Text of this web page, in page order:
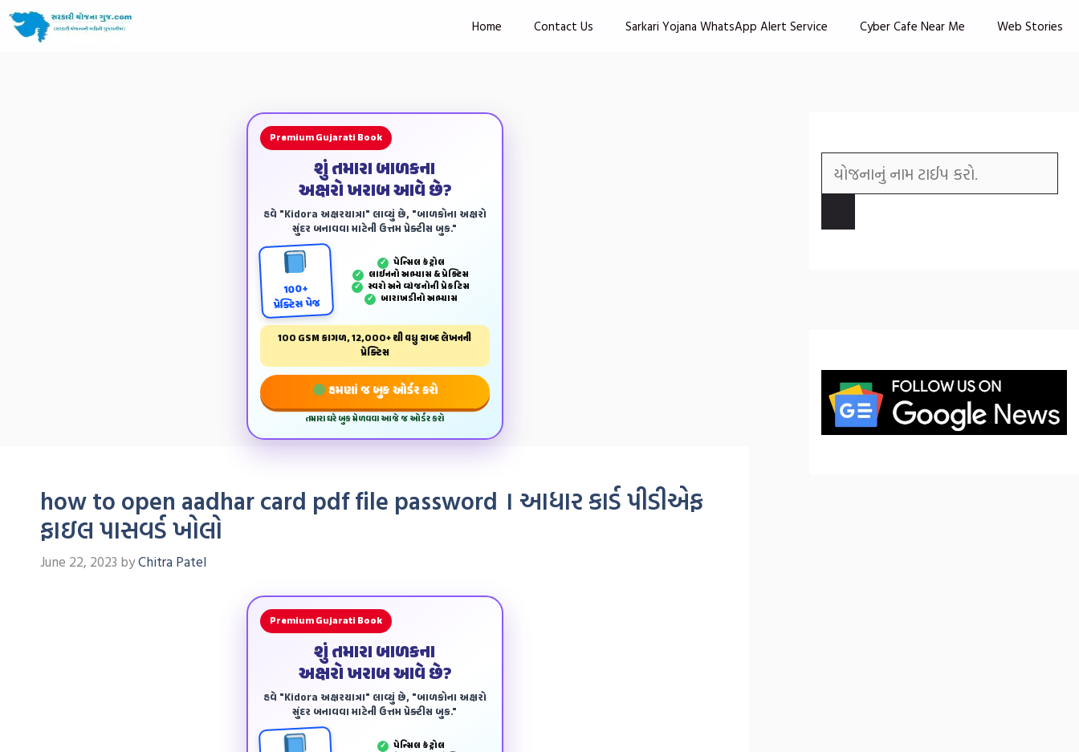
Home Contact Us Sarkari Yojana WhatsApp Alert Service Cyber Cafe Near Me Web Stories
Premium Gujarati Book
શું તમારા બાળકના
અક્ષરો ખરાબ આવે છે?
હવે "Kidora અક્ષરયાત્રા" લાવ્યું છે, "બાળકોના અક્ષરો
સુંદર બનાવવા માટેની ઉત્તમ પ્રેક્ટીસ બુક."
100+
પ્રેક્ટિસ પેજ
✓ પેન્‍સિલ કંટ્રોલ
✓ લાઈનનો અભ્યાસ & પ્રેક્ટિસ
✓ સ્વરો અને વ્યંજનોની પ્રેકટિસ
✓ બારાખડીનો અભ્યાસ
100 GSM કાગળ, 12,000+ થી વધુ શબ્દ લેખનની
પ્રેક્ટિસ
હમણાં જ બુક ઓર્ડર કરો
તમારા ઘરે બુક મેળવવા આજે જ ઓર્ડર કરો
how to open aadhar card pdf file password । આધાર કાર્ડ પીડીએફ
ફાઇલ પાસવર્ડ ખોલો
June 22, 2023 byChitra Patel
Premium Gujarati Book
શું તમારા બાળકના
અક્ષરો ખરાબ આવે છે?
હવે "Kidora અક્ષરયાત્રા" લાવ્યું છે, "બાળકોના અક્ષરો
સુંદર બનાવવા માટેની ઉત્તમ પ્રેક્ટીસ બુક."
✓ પેન્‍સિલ કંટ્રોલ